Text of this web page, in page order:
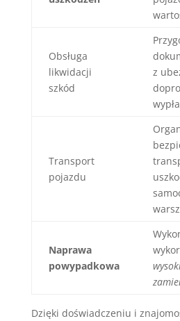
Obsługa
likwidacji
szkód
z
Transport
pojazdu
Naprawa
powypadkowa
Dzięki doświadczeniu i